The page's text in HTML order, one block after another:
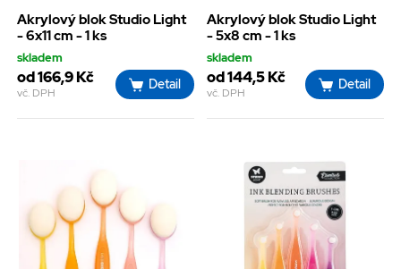
Akrylový blok Studio Light
- 6x11 cm - 1 ks
skladem
od 166,9 Kč
vč. DPH
Detail
Akrylový blok Studio Light
- 5x8 cm - 1 ks
skladem
od 144,5 Kč
vč. DPH
Detail